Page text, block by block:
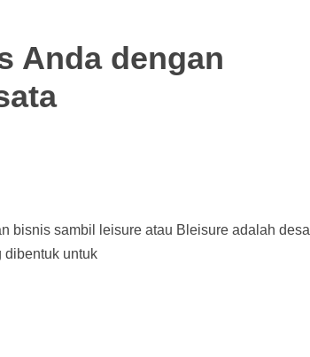
Anda dengan
bisnis sambil leisure atau Bleisure adalah desa
dibentuk untuk